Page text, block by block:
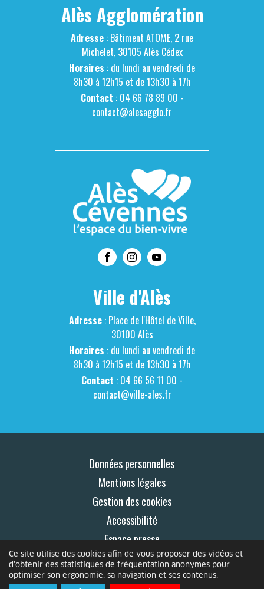
Ce site utilise des cookies afin de vous proposer des vidéos et
d'obtenir des statistiques de fréquentation anonymes pour
optimiser son ergonomie, sa navigation et ses contenus.
Alès Agglomération
Adresse : Bâtiment ATOME, 2 rue
Michelet, 30105 Alès Cédex
Horaires : du lundi au vendredi de
8h30 à 12h15 et de 13h30 à 17h
Contact : 04 66 78 89 00 -
contact@alesagglo.fr
Ville d'Alès
Adresse: Place de l'Hôtel de Ville,
30100 Alès
Horaires : du lundi au vendredi de
8h30 à 12h15 et de 13h30 à 17h
Contact : 04 66 56 11 00 -
contact@ville-ales.fr
© 2026 Le Mag
Données personnelles
Mentions légales
Gestion des cookies
Accessibilité
Espace presse
Contact